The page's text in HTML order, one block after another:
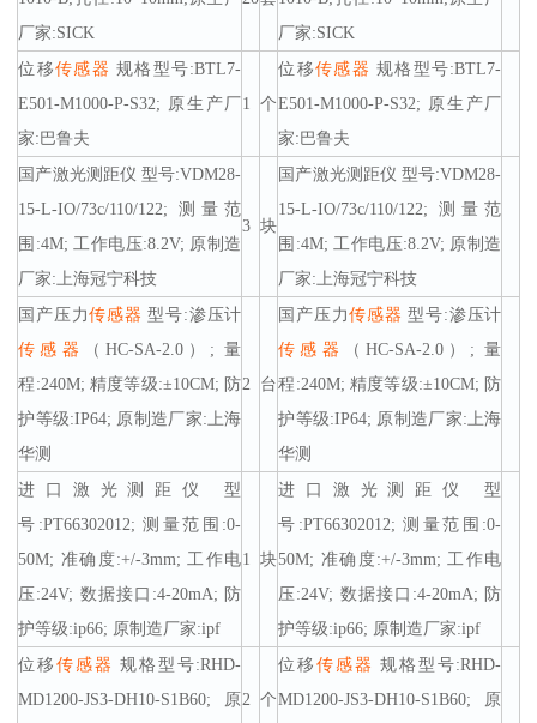
厂家:SICK
厂家:SICK
位移传感器 规格型号:BTL7-
E501-M1000-P-S32; 原生产厂
家:巴鲁夫
1 个
位移传感器 规格型号:BTL7-
E501-M1000-P-S32; 原生产厂
家:巴鲁夫
国产激光测距仪 型号:VDM28-
15-L-IO/73c/110/122; 测量范
围:4M; 工作电压:8.2V; 原制造
厂家:上海冠宁科技
3 块
国产激光测距仪 型号:VDM28-
15-L-IO/73c/110/122; 测量范
围:4M; 工作电压:8.2V; 原制造
厂家:上海冠宁科技
国产压力传感器 型号:渗压计
传感器
（HC-SA-2.0）; 量
程:240M; 精度等级:±10CM; 防
护等级:IP64; 原制造厂家:上海
华测
2 台
国产压力传感器 型号:渗压计
传感器
（HC-SA-2.0）; 量
程:240M; 精度等级:±10CM; 防
护等级:IP64; 原制造厂家:上海
华测
进口激光测距仪 型
号:PT66302012; 测量范围:0-
50M; 准确度:+/-3mm; 工作电
压:24V; 数据接口:4-20mA; 防
护等级:ip66; 原制造厂家:ipf
1 块
进口激光测距仪 型
号:PT66302012; 测量范围:0-
50M; 准确度:+/-3mm; 工作电
压:24V; 数据接口:4-20mA; 防
护等级:ip66; 原制造厂家:ipf
位移传感器 规格型号:RHD-
MD1200-JS3-DH10-S1B60; 原2 个
位移传感器 规格型号:RHD-
MD1200-JS3-DH10-S1B60; 原